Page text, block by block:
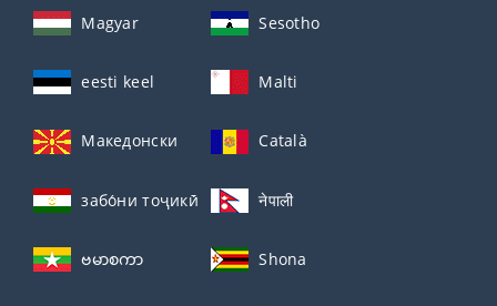
Magyar Sesotho
eesti keel Malti
Македонски Català
забо́ни тоҷикӣ́ नेपाली
ဗမာစကာ Shona